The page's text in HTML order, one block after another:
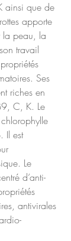
ainsi que de
apporte
la peau, la
travail
Ses
riches en
C, K. Le
Il est
Le
d’anti-
antivirales